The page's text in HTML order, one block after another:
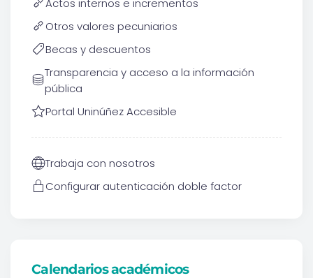
Otros valores pecuniarios
Becas y descuentos
Transparencia y acceso a la información
pública
Portal Uninúñez Accesible
Trabaja con nosotros
Configurar autenticación doble factor
Calendarios académicos